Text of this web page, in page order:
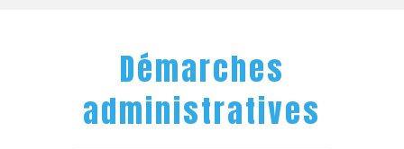
Démarches
administratives